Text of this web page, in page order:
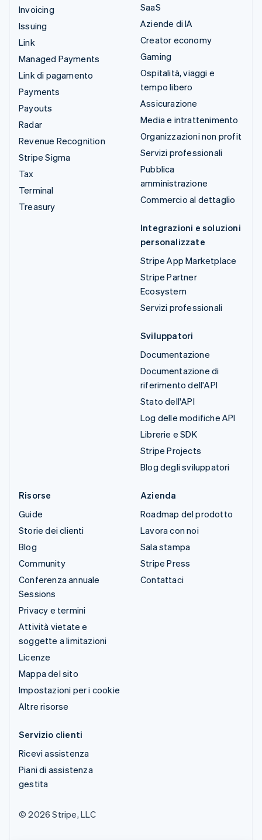
Invoicing
Issuing
Link
Managed Payments
Link di pagamento
Payments
Payouts
Radar
Revenue Recognition
Stripe Sigma
Tax
Terminal
Treasury
SaaS
Aziende di IA
Creator economy
Gaming
Ospitalità, viaggi e
tempo libero
Assicurazione
Media e intrattenimento
Organizzazioni non profit
Servizi professionali
Pubblica
amministrazione
Commercio al dettaglio
Integrazioni e soluzioni
personalizzate
Stripe App Marketplace
Stripe Partner
Ecosystem
Servizi professionali
Sviluppatori
Documentazione
Documentazione di
riferimento dell'API
Stato dell'API
Log delle modifiche API
Librerie e SDK
Stripe Projects
Blog degli sviluppatori
Risorse
Guide
Storie dei clienti
Blog
Community
Conferenza annuale
Sessions
Privacy e termini
Attività vietate e
soggette a limitazioni
Licenze
Mappa del sito
Impostazioni per i cookie
Altre risorse
Azienda
Roadmap del prodotto
Lavora con noi
Sala stampa
Stripe Press
Contattaci
Servizio clienti
Ricevi assistenza
Piani di assistenza
gestita
© 2026 Stripe, LLC